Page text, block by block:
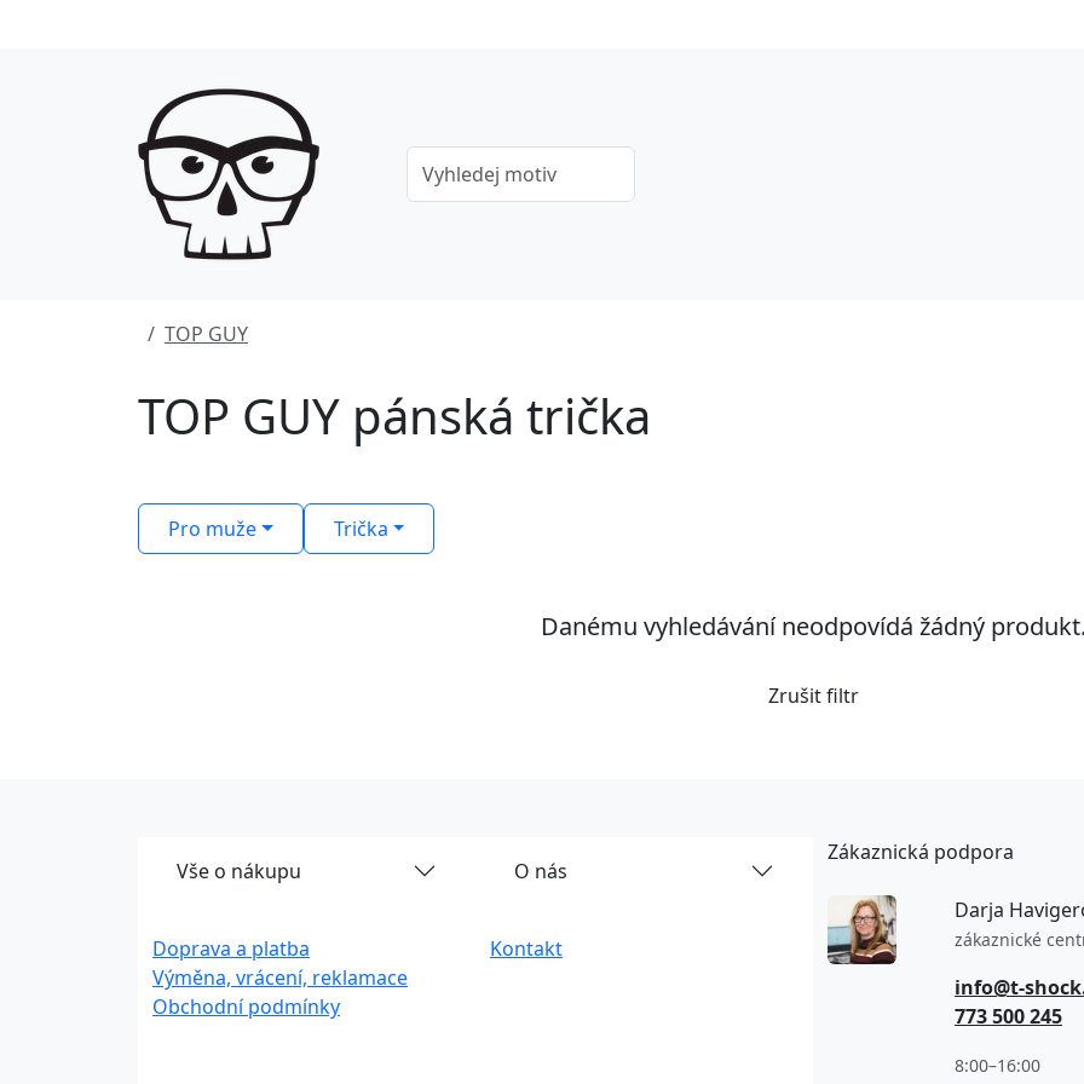
TOP GUY
TOP GUY pánská trička
Pro muže Trička
Danému vyhledávání neodpovídá žádný produkt.
Zrušit filtr
Vše o nákupu
Doprava a platba
Výměna, vrácení, reklamace
Obchodní podmínky
O nás
Kontakt
Zákaznická podpora
Darja
zákaznické
info@t-
773 500 245
8:00–16:00